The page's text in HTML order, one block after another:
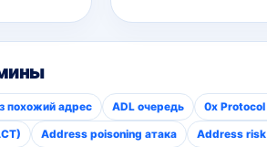
похожий адрес ADL очередь 0x Protocol
Address poisoning атака Address